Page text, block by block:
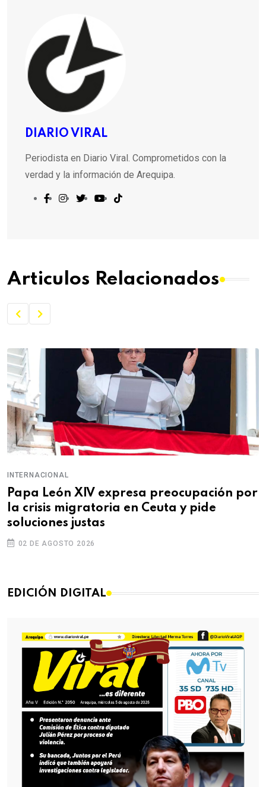
DIARIO VIRAL
Periodista en Diario Viral. Comprometidos con la
verdad y la información de Arequipa.
Articulos Relacionados
INTERNACIONAL
Papa León XIV expresa preocupación por
la crisis migratoria en Ceuta y pide
soluciones justas
02 DE AGOSTO 2026
EDICIÓN DIGITAL